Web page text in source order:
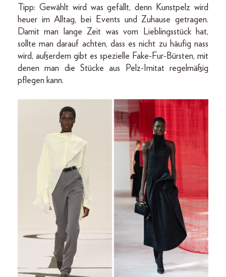
Tipp: Gewählt wird was gefällt, denn Kunstpelz wird
heuer im Alltag, bei Events und Zuhause getragen.
Damit man lange Zeit was vom Lieblingsstück hat,
sollte man darauf achten, dass es nicht zu häufig nass
wird, außerdem gibt es spezielle Fake-Fur-Bürsten, mit
denen man die Stücke aus Pelz-Imitat regelmäßig
pflegen kann.